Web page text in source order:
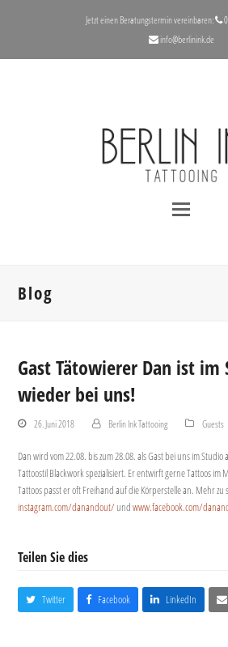
Jetzt einen Beratungstermin vereinbaren:
info@berlinink.de
Blog
Gast Tätowierer Dan ist im
wieder bei uns!
26. Juni 2018 Berlin Ink Tattooing Guests
Dan wird vom 22.08. bis zum 28.08. als Gast bei uns im
Tattoostil Blackwork spezialisiert. Er entwirft gerne Tattoos im
Tattoos passt er oft Freihand auf die Körperstelle an. Mehr
instagram.com/danandout/undwww.facebook.com/
Teilen Sie dies
Twitter Facebook LinkedIn